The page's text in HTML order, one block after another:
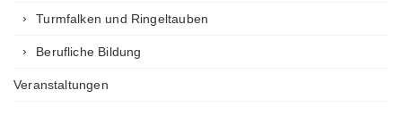
Turmfalken und Ringeltauben
Berufliche Bildung
Veranstaltungen